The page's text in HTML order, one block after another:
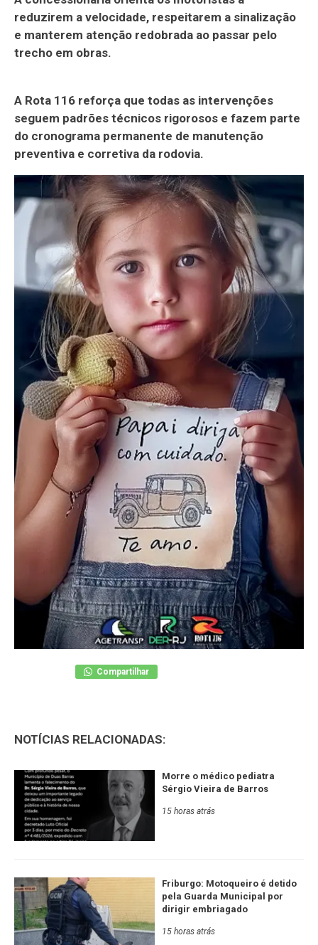
reduzirem a velocidade, respeitarem a sinalização
e manterem atenção redobrada ao passar pelo
trecho em obras.
A Rota 116 reforça que todas as intervenções
seguem padrões técnicos rigorosos e fazem parte
do cronograma permanente de manutenção
preventiva e corretiva da rodovia.
Compartilhar
NOTÍCIAS RELACIONADAS:
Morre o médico pediatra
Sérgio Vieira de Barros
15 horas atrás
Friburgo: Motoqueiro é detido
pela Guarda Municipal por
dirigir embriagado
15 horas atrás